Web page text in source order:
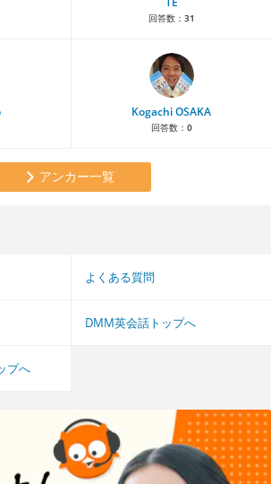
回答数： 31
Kogachi OSAKA
回答数： 0
アンカー一覧
よくある質問
DMM英会話トップへ
プへ